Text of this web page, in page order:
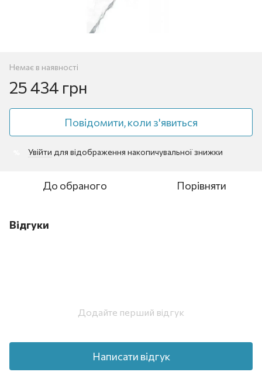
Немає в наявності
25 434 грн
Повідомити, коли з'явиться
Увійти для відображення накопичувальної знижки
До обраного Порівняти
Відгуки
Додайте перший відгук
Написати відгук